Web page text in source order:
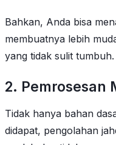
Bahkan, Anda bisa
membuatnya lebih
yang tidak sulit tumbuh.
2. Pemrosesan
Tidak hanya bahan
didapat, pengolahan